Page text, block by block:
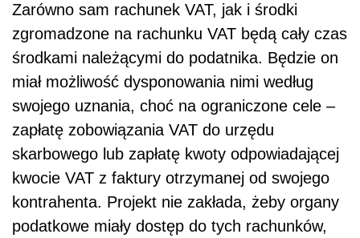
Zarówno sam rachunek VAT, jak i środki
zgromadzone na rachunku VAT będą cały czas
środkami należącymi do podatnika. Będzie on
miał możliwość dysponowania nimi według
swojego uznania, choć na ograniczone cele –
zapłatę zobowiązania VAT do urzędu
skarbowego lub zapłatę kwoty odpowiadającej
kwocie VAT z faktury otrzymanej od swojego
kontrahenta. Projekt nie zakłada, żeby organy
podatkowe miały dostęp do tych rachunków,